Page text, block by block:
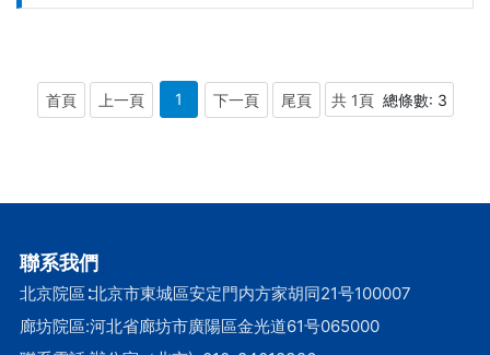
首頁 上一頁 1 下一頁 尾頁 共 1頁 總條數: 3
聯系我們
北京院區∶北京市東城區安定門内方家胡同21号100007
廊坊院區:河北省廊坊市廣陽區金光道61号065000